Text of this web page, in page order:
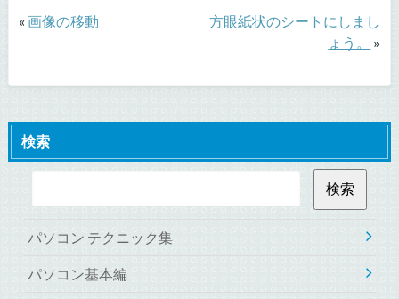
« 画像の移動
方眼紙状のシートにしまし
ょう。
»
検索
パソコン テクニック集
パソコン基本編